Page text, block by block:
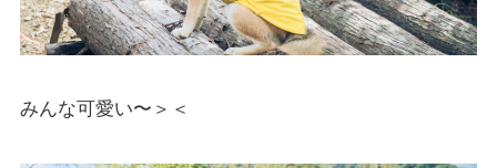
みんな可愛い〜＞＜